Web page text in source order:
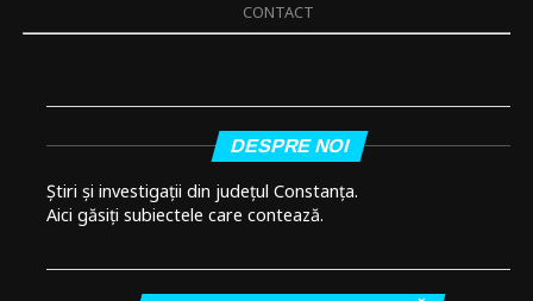
CONTACT
DESPRE NOI
Știri și investigații din județul Constanța.
Aici găsiți subiectele care contează.